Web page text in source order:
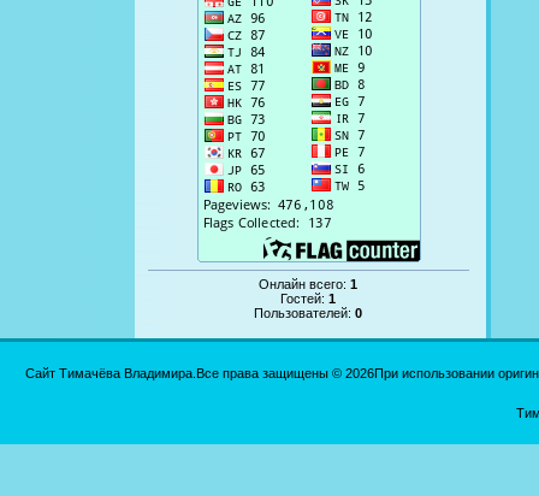
Онлайн всего:1
Гостей:1
Пользователей:0
Сайт Тимачёва Владимира.Все права защищены © 2026При использовании